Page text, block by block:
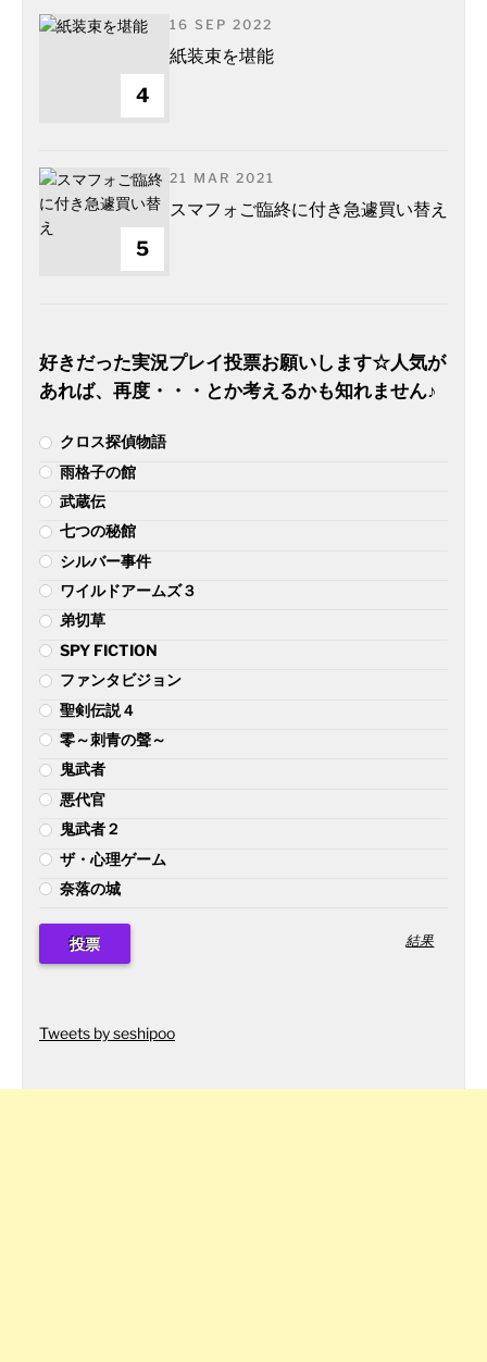
4
16 SEP 2022
紙装束を堪能
5
21 MAR 2021
スマフォご臨終に付き急遽買い替え
好きだった実況プレイ投票お願いします☆人気が
あれば、再度・・・とか考えるかも知れません♪
クロス探偵物語
雨格子の館
武蔵伝
七つの秘館
シルバー事件
ワイルドアームズ３
弟切草
SPY FICTION
ファンタビジョン
聖剣伝説４
零～刺青の聲～
鬼武者
悪代官
鬼武者２
ザ・心理ゲーム
奈落の城
結果
Tweets by seshipoo